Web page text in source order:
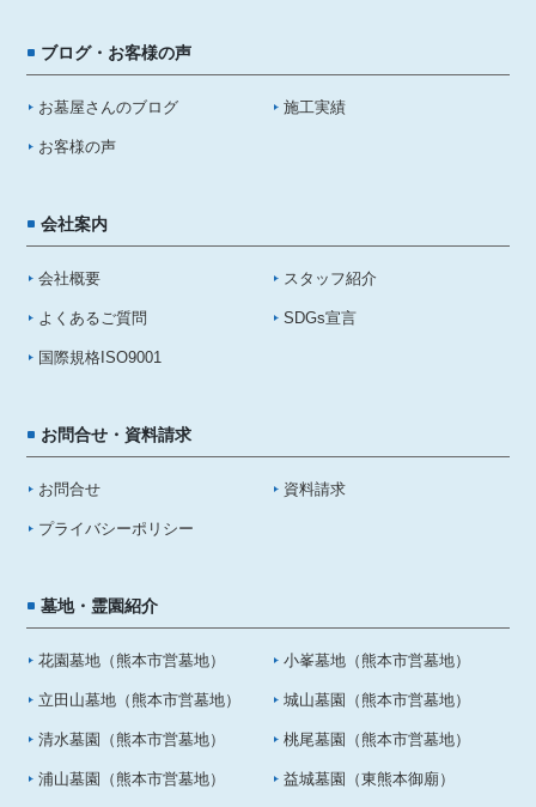
ブログ・お客様の声
お墓屋さんのブログ 施工実績
お客様の声
会社案内
会社概要 スタッフ紹介
よくあるご質問 SDGs宣言
国際規格ISO9001
お問合せ・資料請求
お問合せ 資料請求
プライバシーポリシー
墓地・霊園紹介
花園墓地（熊本市営墓地） 小峯墓地（熊本市営墓地）
立田山墓地（熊本市営墓地） 城山墓園（熊本市営墓地）
清水墓園（熊本市営墓地） 桃尾墓園（熊本市営墓地）
浦山墓園（熊本市営墓地） 益城墓園（東熊本御廟）